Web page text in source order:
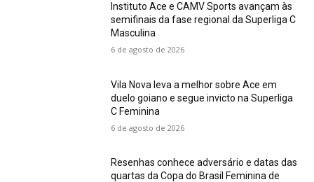
Instituto Ace e CAMV Sports avançam às
semifinais da fase regional da Superliga C
Masculina
6 de agosto de 2026
Vila Nova leva a melhor sobre Ace em
duelo goiano e segue invicto na Superliga
C Feminina
6 de agosto de 2026
Resenhas conhece adversário e datas das
quartas da Copa do Brasil Feminina de